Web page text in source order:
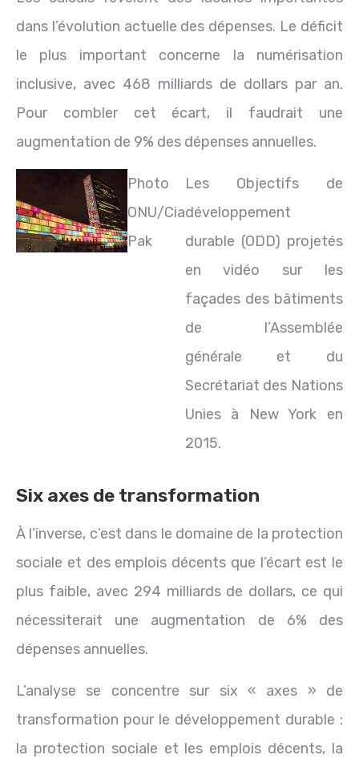
dans l’évolution actuelle des dépenses. Le déficit
le plus important concerne la numérisation
inclusive, avec 468 milliards de dollars par an.
Pour combler cet écart, il faudrait une
augmentation de 9% des dépenses annuelles.
Photo
ONU/Cia
Pak
Les Objectifs de
développement
durable (ODD) projetés
en vidéo sur les
façades des bâtiments
de l’Assemblée
générale et du
Secrétariat des Nations
Unies à New York en
2015.
Six axes de transformation
À l’inverse, c’est dans le domaine de la protection
sociale et des emplois décents que l’écart est le
plus faible, avec 294 milliards de dollars, ce qui
nécessiterait une augmentation de 6% des
dépenses annuelles.
L’analyse se concentre sur six « axes » de
transformation pour le développement durable :
la protection sociale et les emplois décents, la